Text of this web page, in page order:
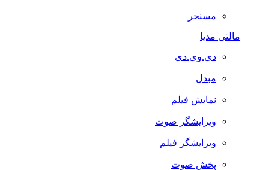
مسنجر
مالتی مدیا
دی.وی.دی
مبدل
نمایش فیلم
ویرایشگر صوت
ویرایشگر فیلم
پخش صوت